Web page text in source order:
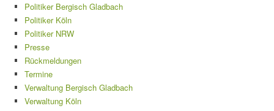
Politiker Bergisch Gladbach
Politiker Köln
Politiker NRW
Presse
Rückmeldungen
Termine
Verwaltung Bergisch Gladbach
Verwaltung Köln